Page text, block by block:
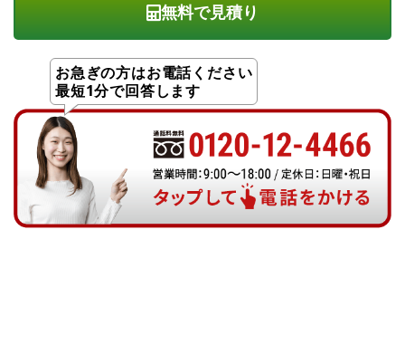
無料で見積り
お急ぎの方はお電話ください
最短1分で回答します